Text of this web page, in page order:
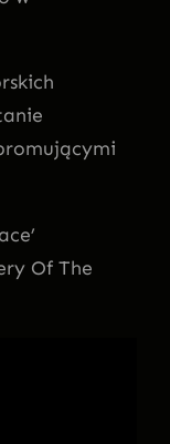
Of The